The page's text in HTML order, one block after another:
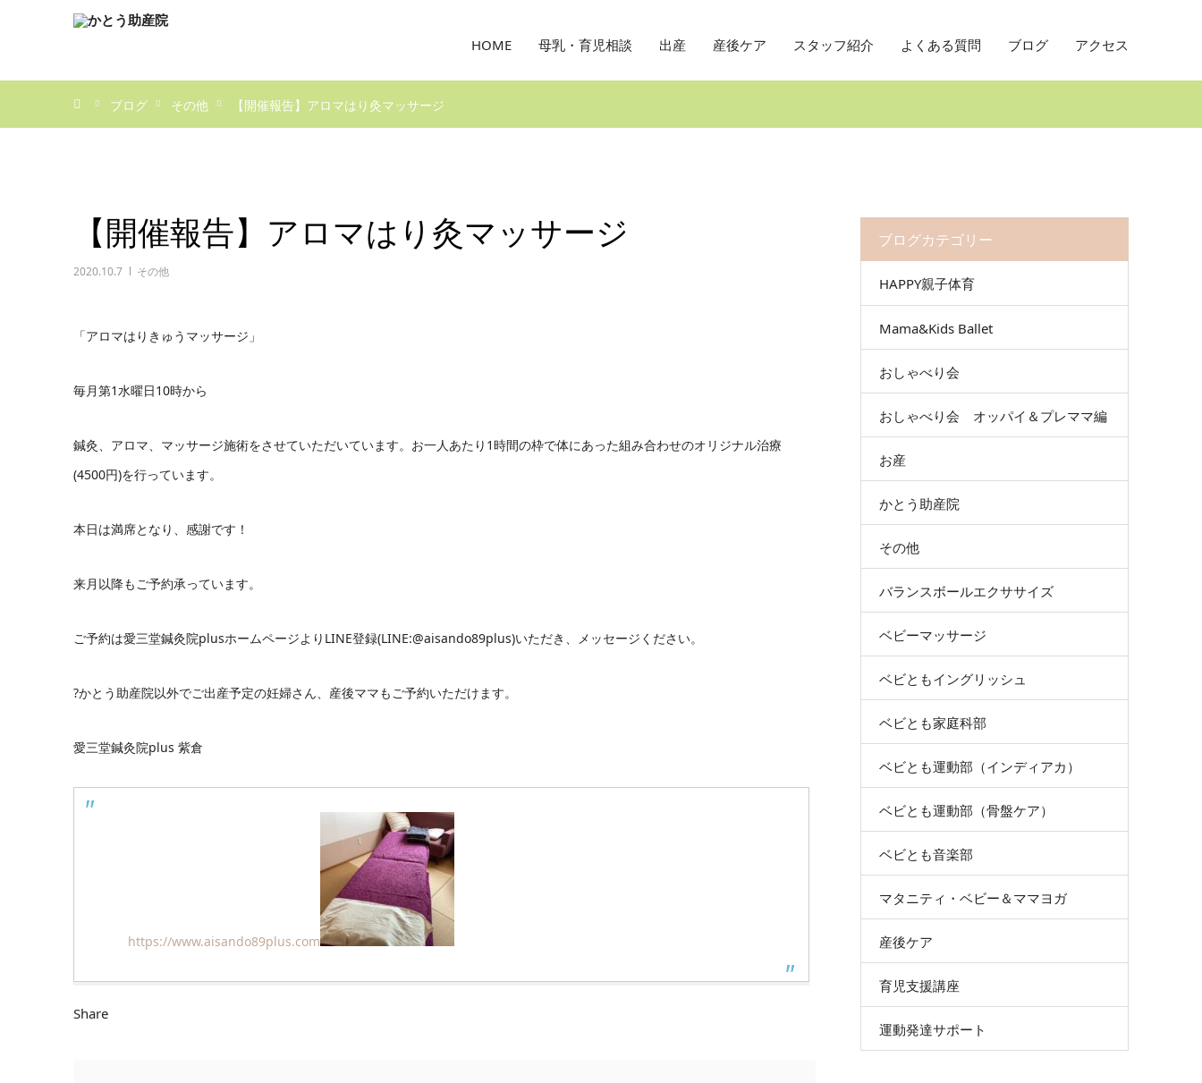
HOME 母乳・育児相談 出産 産後ケア スタッフ紹介 よくある質問 ブログ アクセス
ブログ その他 【開催報告】アロマはり灸マッサージ
【開催報告】アロマはり灸マッサージ
2020.10.7 その他
「アロマはりきゅうマッサージ」
毎月第1水曜日10時から
鍼灸、アロマ、マッサージ施術をさせていただいています。お一人あたり 1時間の枠で体にあった組み合わせのオリジナル治療
(4500円)を行っています。
本日は満席となり、感謝です！
来月以降もご予約承っています。
ご予約は愛三堂鍼灸院plusホームページより LINE登録(LINE:@aisando89plus)いただき、メッセージください。
?かとう助産院以外でご出産予定の妊婦さん、産後ママもご予約いただけます。
愛三堂鍼灸院plus 紫倉
https://www.aisando89plus.com
Share
ブログカテゴリー
HAPPY親子体育
Mama&Kids Ballet
おしゃべり会
おしゃべり会 オッパイ＆プレママ編
お産
かとう助産院
その他
バランスボールエクササイズ
ベビーマッサージ
ベビともイングリッシュ
ベビとも家庭科部
ベビとも運動部（インディアカ）
ベビとも運動部（骨盤ケア）
ベビとも音楽部
マタニティ・ベビー＆ママヨガ
産後ケア
育児支援講座
運動発達サポート